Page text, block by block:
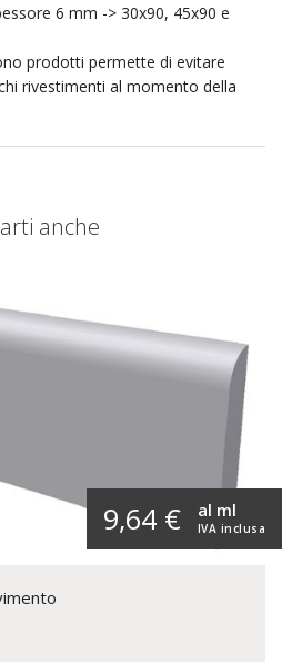
6 mm -> 30x90, 45x90 e
prodotti permette di evitare
rivestimenti al momento della
anche
9,64 € IVA inclusa
al ml